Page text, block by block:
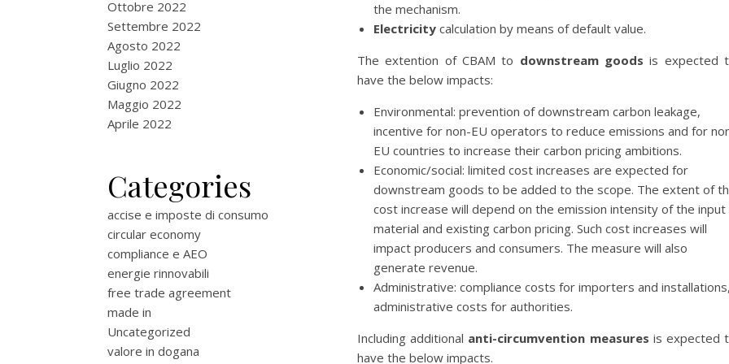
Ottobre 2022
Settembre 2022
Agosto 2022
Luglio 2022
Giugno 2022
Maggio 2022
Aprile 2022
Categories
accise e imposte di consumo
circular economy
compliance e AEO
energie rinnovabili
free trade agreement
made in
Uncategorized
valore in dogana
the mechanism.
Electricity calculation by means of default value.
The extention of CBAM to downstream goods is expected
have the below impacts:
Environmental: prevention of downstream carbon leakage,
incentive for non-EU operators to reduce emissions and for
EU countries to increase their carbon pricing ambitions.
Economic/social: limited cost increases are expected for
downstream goods to be added to the scope. The extent of
cost increase will depend on the emission intensity of the input
material and existing carbon pricing. Such cost increases will
impact producers and consumers. The measure will also
generate revenue.
Administrative: compliance costs for importers and installations,
administrative costs for authorities.
Including additional anti-circumvention measures is expected
have the below impacts.